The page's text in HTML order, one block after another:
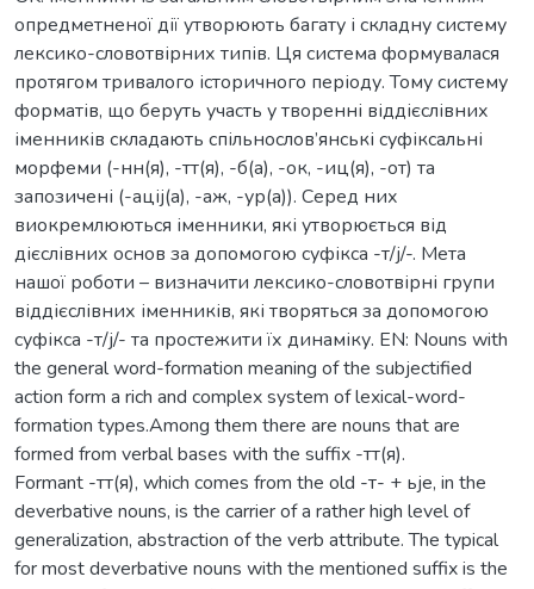
опредметненої дії утворюють багату і складну систему
лексико-словотвірних типів. Ця система формувалася
протягом тривалого історичного періоду. Тому систему
форматів, що беруть участь у творенні віддієслівних
іменників складають спільнослов’янські суфіксальні
морфеми (-нн(я), -тт(я), -б(а), -ок, -иц(я), -от) та
запозичені (-аціj(а), -аж, -ур(а)). Серед них
виокремлюються іменники, які утворюється від
дієслівних основ за допомогою суфікса -т/j/-. Мета
нашої роботи – визначити лексико-словотвірні групи
віддієслівних іменників, які творяться за допомогою
суфікса -т/j/- та простежити їх динаміку. EN: Nouns with
the general word-formation meaning of the subjectified
action form a rich and complex system of lexical-word-
formation types.Among them there are nouns that are
formed from verbal bases with the suffix -тт(я).
Formant -тт(я), which comes from the old -т- + ьjе, in the
deverbative nouns, is the carrier of a rather high level of
generalization, abstraction of the verb attribute. The typical
for most deverbative nouns with the mentioned suffix is the